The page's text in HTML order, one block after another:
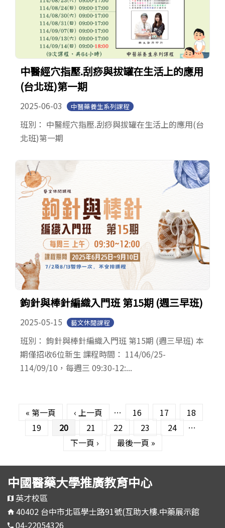
中醫經穴指壓.刮痧與拔罐在生活上的應用
(台北班)第一期
2025-06-03 中醫藥養生系列課程
班別： 中醫經穴指壓.刮痧與拔罐在生活上的應用(台
北班)第一期
鉤針與棒針編織入門班 第15期 (週三早班)
2025-05-15 藝文休閒課程
班別： 鉤針與棒針編織入門班 第15期 (週三早班) 本
期僅招收6位新生 課程時間： 114/06/25-
114/09/10，每週三 09:30-12:...
« 第一頁 ‹ 上一頁 … 16 17
18
19
20 21 22 23 24
…
下一頁 ›
最後一頁 »
中國醫藥大學推廣教育中心
英才校區
40402 台中市北區學士路91號(互助大樓.中藥展示館
04-22054326